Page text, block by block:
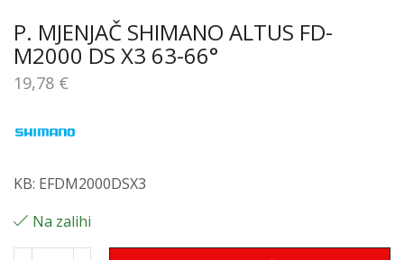
P. MJENJAČ SHIMANO ALTUS FD-
M2000 DS X3 63-66°
19,78 €
KB: EFDM2000DSX3
Na zalihi